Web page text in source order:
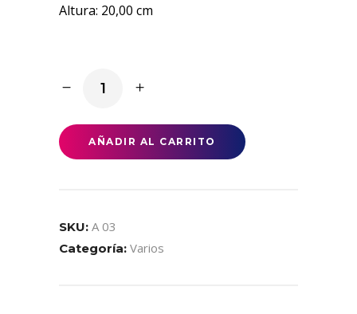
Altura: 20,00 cm
quantityAÑADIR AL CARRITO
SKU: A 03
Categoría: Varios